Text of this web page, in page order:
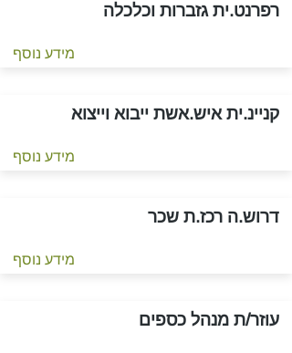
רפרנט.ית גזברות וכלכלה
מידע נוסף
קניינ.ית איש.אשת ייבוא וייצוא
מידע נוסף
דרוש.ה רכז.ת שכר
מידע נוסף
עוזר/ת מנהל כספים